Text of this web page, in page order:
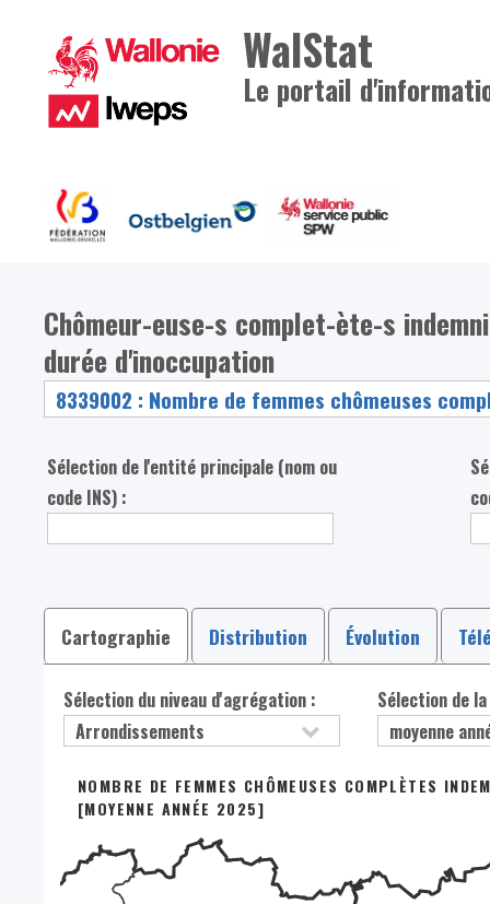
WalStat
Le portail
Chômeur-euse-s complet-ète-s
durée d'inoccupation
Sélection de l'entité principale (nom ou
code INS) :
Cartographie Distribution Évolution
Sélection du niveau d'agrégation : Sélection de
NOMBRE DE FEMMES CHÔMEUSES COMPLÈTES
[MOYENNE ANNÉE 2025]